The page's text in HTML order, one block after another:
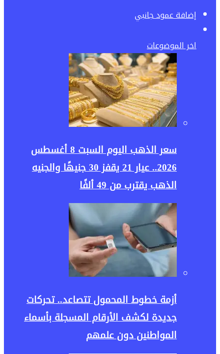
إضافة عمود جانبي
اخر الموضوعات
سعر الذهب اليوم السبت 8 أغسطس
2026.. عيار 21 يقفز 30 جنيهًا والجنيه
الذهب يقترب من 49 ألفًا
أزمة خطوط المحمول تتصاعد.. تحركات
جديدة لكشف الأرقام المسجلة بأسماء
المواطنين دون علمهم